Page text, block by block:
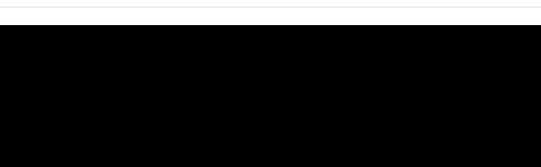
Uygun Fiyata Her Oyunu Açan Ekran Kartı Geliyor! Intel Arc A580 ve
F/P KRALI FREKANS P1 SİSTEM! (19.999 TL – İNCEHESAP 15.YIL Özel